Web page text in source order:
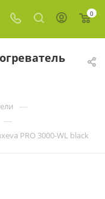
0
—
—
PRO 3000-WL black